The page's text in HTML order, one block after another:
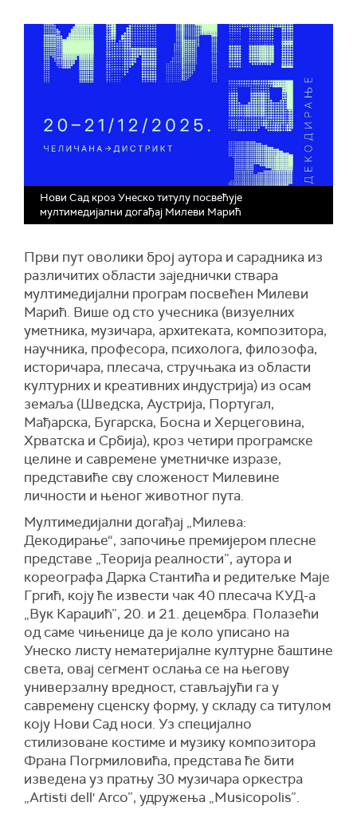
Нови Сад кроз Унеско титулу посвећује
мултимедијални догађај Милеви Марић
Први пут оволики број аутора и сарадника из
различитих области заједнички ствара
мултимедијални програм посвећен Милеви
Марић. Више од сто учесника (визуелних
уметника, музичара, архитеката, композитора,
научника, професора, психолога, филозофа,
историчара, плесача, стручњака из области
културних и креативних индустрија) из осам
земаља (Шведска, Аустрија, Португал,
Мађарска, Бугарска, Босна и Херцеговина,
Хрватска и Србија), кроз четири програмске
целине и савремене уметничке изразе,
представиће сву сложеност Милевине
личности и њеног животног пута.
Мултимедијални догађај „Милева:
Декодирање“, започиње премијером плесне
представе „Теорија реалности”, аутора и
кореографа Дарка Стантића и редитељке Маје
Гргић, коју ће извести чак 40 плесача КУД-а
„Вук Караџић”, 20. и 21. децембра. Полазећи
од саме чињенице да је коло уписано на
Унеско листу нематеријалне културне баштине
света, овај сегмент ослања се на његову
универзалну вредност, стављајући га у
савремену сценску форму, у складу са титулом
коју Нови Сад носи. Уз специјално
стилизоване костиме и музику композитора
Франа Погрмиловића, представа ће бити
изведена уз пратњу 30 музичара оркестра
„Artisti dell' Arco”, удружења „Musicopolis”.